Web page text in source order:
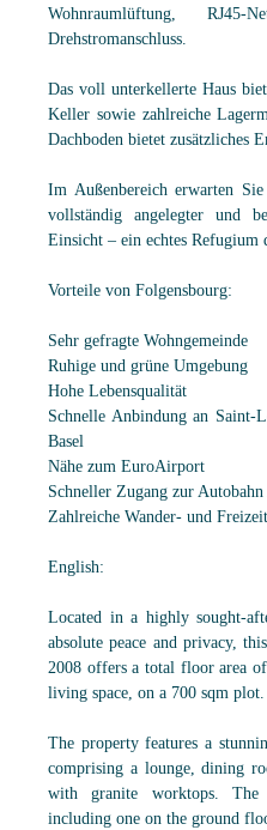
Wohnraumlüftung, RJ45-
Drehstromanschluss.
Das voll unterkellerte Haus
Keller sowie zahlreiche
Dachboden bietet zusätzliches
Im Außenbereich erwarten
vollständig angelegter und
Einsicht – ein echtes Refugium
Vorteile von Folgensbourg:
Sehr gefragte Wohngemeinde
Ruhige und grüne Umgebung
Hohe Lebensqualität
Schnelle Anbindung an Saint-
Basel
Nähe zum EuroAirport
Schneller Zugang zur
Zahlreiche Wander- und
English:
Located in a highly sought-
absolute peace and privacy,
2008 offers a total floor area
living space, on a 700 sqm plot.
The property features a
comprising a lounge, dining
with granite worktops. The
including one on the ground